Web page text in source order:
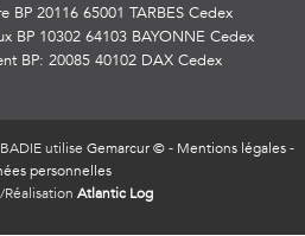
20116 65001 TARBES Cedex
BP 10302 64103 BAYONNE Cedex
BP: 20085 40102 DAX Cedex
utilise Gemarcur ©- Mentions légales-
personnelles
Atlantic Log